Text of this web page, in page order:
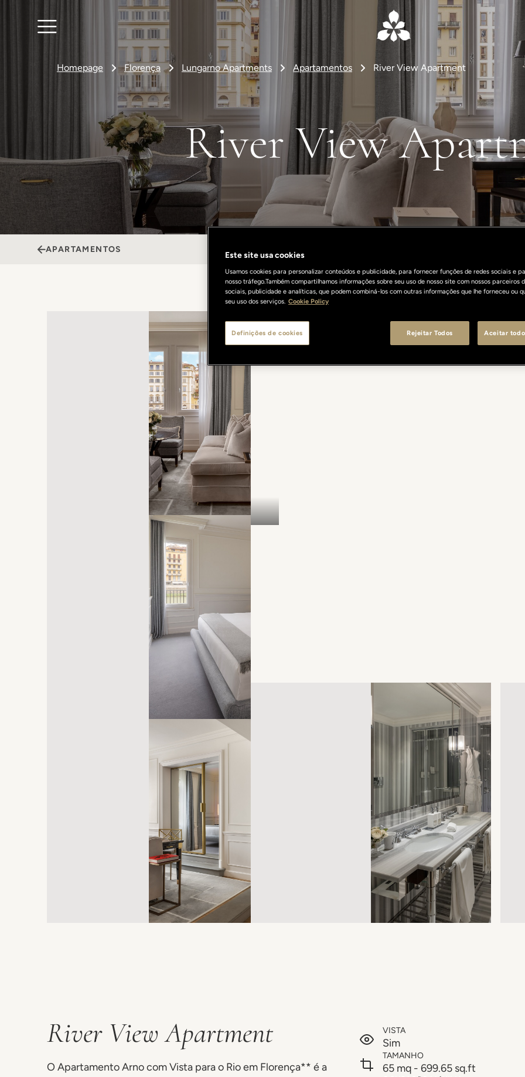
Homepage Florença Lungarno Apartments Apartamentos River View Apartment
River View
APARTAMENTOS
River View Apartment
O Apartamento Arno com Vista para o Rio em Florença** é a
VISTA
Sim
TAMANHO
65 mq - 699.65 sq.ft
Este site usa cookies
Usamos cookies para personalizar conteúdos e publicidade, para fornecer funções de redes sociais e
nosso tráfego.Também compartilhamos informações sobre seu uso de nosso site com nossos parceiros
sociais, publicidade e analíticas, que podem combiná-los com outras informações que lhe forneceu ou
seu uso dos serviços. Cookie Policy
Rejeitar Todos Aceitar
Definições de cookies